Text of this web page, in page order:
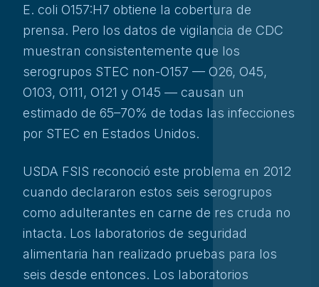
E. coli O157:H7 obtiene la cobertura de
prensa. Pero los datos de vigilancia de CDC
muestran consistentemente que los
serogrupos STEC non-O157 — O26, O45,
O103, O111, O121 y O145 — causan un
estimado de 65–70% de todas las infecciones
por STEC en Estados Unidos.
USDA FSIS reconoció este problema en 2012
cuando declararon estos seis serogrupos
como adulterantes en carne de res cruda no
intacta. Los laboratorios de seguridad
alimentaria han realizado pruebas para los
seis desde entonces. Los laboratorios